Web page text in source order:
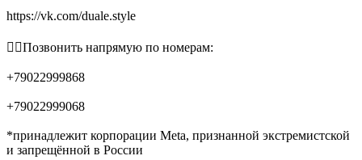
https://vk.com/duale.style
👉🏻Позвонить напрямую по номерам:
+79022999868
+79022999068
*принадлежит корпорации Meta, признанной экстремистской
и запрещённой в России